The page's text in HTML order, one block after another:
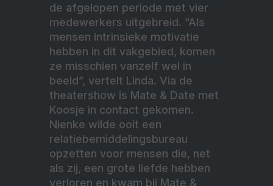
de afgelopen periode met vier
medewerkers uitgebreid. “Als
mensen intrinsieke motivatie
hebben in dit vakgebied, komen
ze misschien vanzelf wel in
beeld”, vertelt Linda. Via de
theatershow is Mate & Date met
Koosje in contact gekomen.
Nienke wilde ooit een
relatiebemiddelingsbureau
opzetten voor mensen die, net
als zij, een grote liefde hebben
verloren en kwam bij Mate &